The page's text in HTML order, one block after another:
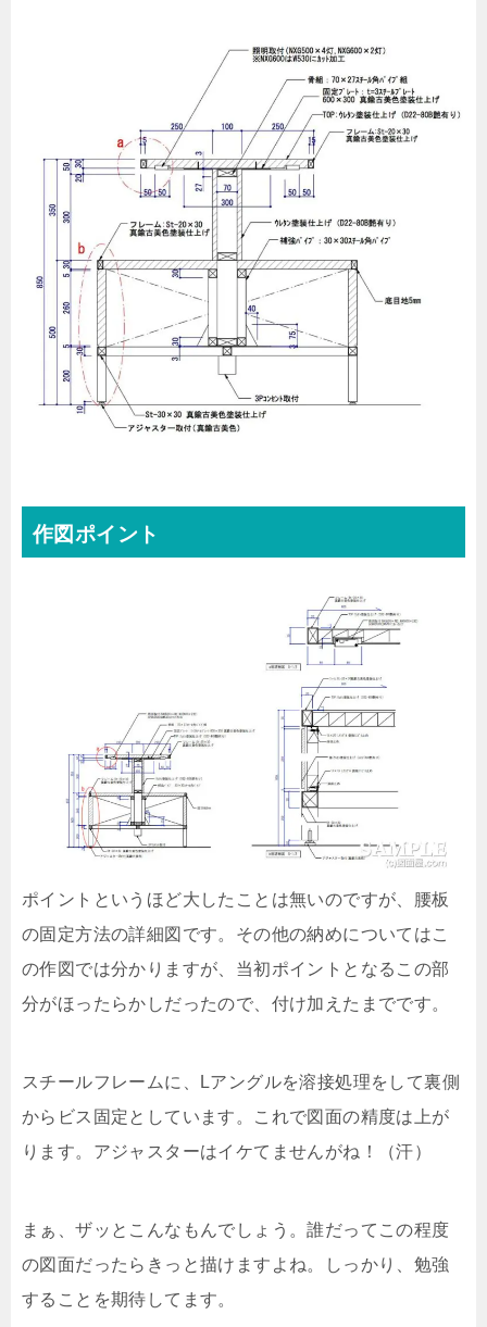
作図ポイント
ポイントというほど大したことは無いのですが、腰板
の固定方法の詳細図です。その他の納めについてはこ
の作図では分かりますが、当初ポイントとなるこの部
分がほったらかしだったので、付け加えたまでです。
スチールフレームに、Lアングルを溶接処理をして裏側
からビス固定としています。これで図面の精度は上が
ります。アジャスターはイケてませんがね！（汗）
まぁ、ザッとこんなもんでしょう。誰だってこの程度
の図面だったらきっと描けますよね。しっかり、勉強
することを期待してます。